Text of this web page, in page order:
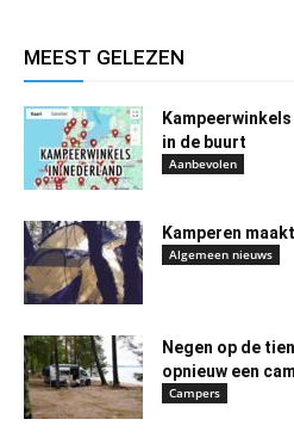
MEEST GELEZEN
in de buurt
Aanbevolen
Kamperen
Algemeen nieuws
Negen op de
opnieuw een
Campers